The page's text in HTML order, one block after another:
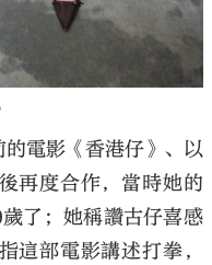
電影《香港仔》、以
再度合作，當時她的
了；她稱讚古仔喜感
這部電影講述打拳，